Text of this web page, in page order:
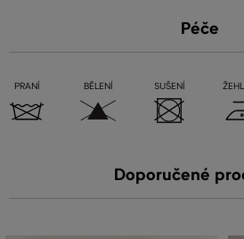
Péče
PRANÍ BĚLENÍ SUŠENÍ
Doporučené